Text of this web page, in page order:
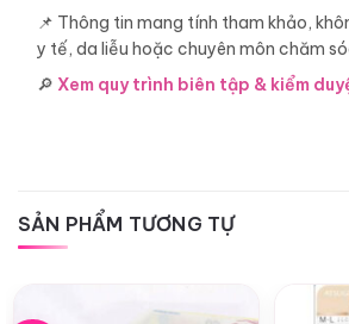
📌 Thông tin mang tính tham khảo,
y tế, da liễu hoặc chuyên môn chăm
🔎 Xem quy trình biên tập & kiểm
SẢN PHẨM TƯƠNG TỰ